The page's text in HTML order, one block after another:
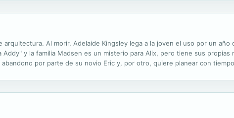
Al morir, Adelaide Kingsley lega a la joven el uso por un año
y la familia Madsen es un misterio para Alix, pero tiene sus
por parte de su novio Eric y, por otro, quiere planear con